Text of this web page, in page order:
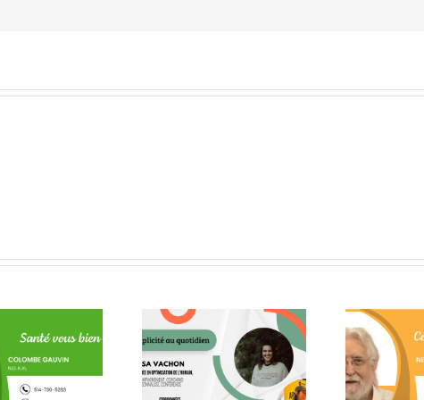
Quand la conscience fait
son chemin jusque dans
Quelques citations de